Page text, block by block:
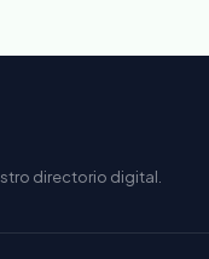
directorio digital.